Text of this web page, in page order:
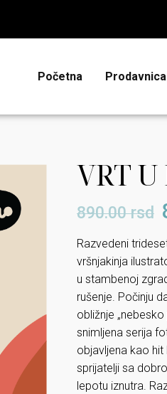
Početna Prodavnica
VRT U
890.00rsd
Razvedeni
vršnjakinja
u stambenoj
rušenje. Počinju
obližnje
snimljena serija
objavljena kao
sprijatelji sa
lepotu iznutra.